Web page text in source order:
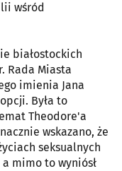
wśród
białostockich
Rada Miasta
imienia Jana
Była to
Theodore'a
wskazano, że
seksualnych
mimo to wyniósł